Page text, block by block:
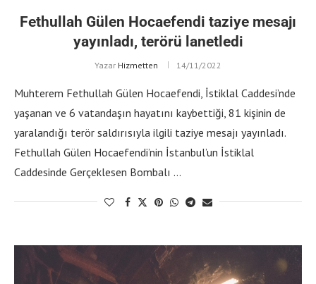
Fethullah Gülen Hocaefendi taziye mesajı
yayınladı, terörü lanetledi
Yazar Hizmetten 14/11/2022
Muhterem Fethullah Gülen Hocaefendi, İstiklal Caddesi’nde
yaşanan ve 6 vatandaşın hayatını kaybettiği, 81 kişinin de
yaralandığı terör saldırısıyla ilgili taziye mesajı yayınladı.
Fethullah Gülen Hocaefendi’nin İstanbul’un İstiklal
Caddesinde Gerçeklesen Bombalı …